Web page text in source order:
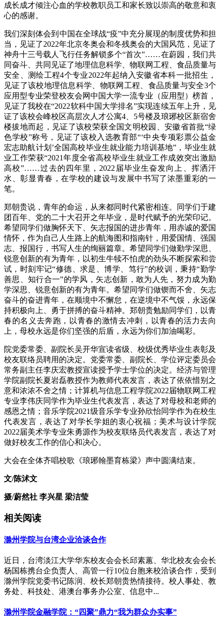
成长成才倾注心血的学校教职员工和家长致以崇高的敬意和衷
心的感谢。
我们深刻体会到中国在全球战“疫”中充分展现的制度优势和担
当，见证了2022年北京冬奥会和冬残奥会的大国风范，见证了
神舟十三号载人飞行任务解锁多个“首次”……在蔚园，我们共
同奋斗、共同见证了地理信息科学、物联网工程、食品质量与
安全、测绘工程4个专业2022年起纳入安徽省本科一批招生，
见证了该校地理信息科学、物联网工程、食品质量与安全3个
应用型专业荣登校友会网中国大学一流专业（应用型）榜首，
见证了我校在“2022软科中国大学排名”实现连续五年上升，见
证了该校会峰校区高层次人才公寓4、5号楼及琅琊校区新宿舍
楼拔地而起，见证了该校荣获全国文明校园、安徽省首批“绿
色学校”称号，见证了该校入选教育部“‘中央专项彩票公益金
宏志助航计划’全国高校毕业生就业能力培训基地”，毕业生就
业工作荣获“2021年度全省高校毕业生就业工作成效突出激励
高校”……过去的四年里，2022届毕业生奋发向上、挥洒汗
水、彰显青春，在学校的建设与发展中书写了浓墨重彩的一
笔。
郑朝贵说，青年的命运，从来都同时代紧密相连。同学们于建
团百年、党的二十大召开之年毕业，是时代赋予的光荣印记。
希望同学们做胸怀天下、矢志报国的进步青年，用赤诚的爱国
情怀，作为自己人生路上的航海图和指南针，用爱国情、强国
志、报国行，书写人生的绚丽篇章。希望同学们做勤学深思、
锐意创新的有为青年，以初生牛犊不怕虎的劲头不断探索和尝
试，时刻牢记“修德、求是、博学、笃行”的校训，秉持“勤学
善思、知行合一”的学风，矢志创新，敢为人先，努力成为勤
学深思、锐意创新的有为青年。希望同学们做锲而不舍、矢志
奋斗的奋进青年，在顺境中不懈怠，在逆境中不气馁，永远保
持积极向上、勇于拼搏的奋斗精神。郑朝贵勉励同学们，以青
春的名义去奔跑，以青春的激情去冲刺，以青春的活力去向
上，母校永远是你们坚强的后盾，永远为你们加油喝彩。
院党委常委、副院长吴开华宣读省级、校级优秀毕业生表彰及
校友联络员聘用的决定。党委常委、副院长、学位评定委员会
常务副主任李庆宏教授宣读授予学士学位的决定。经济与管理
学院副院长夏岩磊教授作为教师代表发言，表达了依依惜别之
意和浓浓不舍之情；计算机与信息工程学院2022届物联网工程
专业李伟庆同学作为毕业生代表发言，表达了对母校和老师的
感恩之情；音乐学院2021级音乐学专业孙欣怡同学作为在校生
代表发言，表达了对学长学姐的衷心祝福；美术与设计学院
2022届美术学专业朱勇源作为校友联络员代表发言，表达了对
做好校友工作的信心和决心。
大会在全体齐唱校歌《琅琊翰墨育栋梁》声中圆满结束。
文/陈沭文
摄/蔚然社 李兴星 梁洁莹
相关阅读
滁州学院与台湾企业洽谈合作
近日，台湾淡江大学华东校友会会长邱素蕙、华北校友会会长
杨国栋携台企负责人、高管一行10位台胞来校洽谈合作，受到
滁州学院党委书记陈润、校长郑朝贵热情接待。校人事处、教
务处、科技处、港澳台事务办公室、信息中...
滁州学院金融学院：“四聚”鼎力“我为群众办实事”